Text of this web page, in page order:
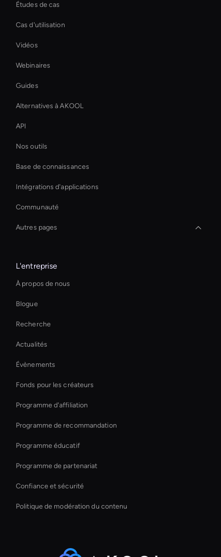
Études de cas
Cas d'utilisation
Vidéos
Webinaires
Guides
Alternatives à AKOOL
API
Nos outils
Base de connaissances
Intégrations d'applications
Communauté
Autres pages
Créateur de vidéos AI HR
Video Conferencing Ai
Live Video Avatar
Interactive Product Demo Ai
Intelligent Virtual Agent
Holographic Display Ai
Ai Avatar For E-Commerce
L'entreprise
À propos de nous
Blogue
Recherche
Actualités
Évènements
Fonds pour les créateurs
Programme d'affiliation
Programme de recommandation
Programme éducatif
Programme de partenariat
Confiance et sécurité
Politique de modération du contenu